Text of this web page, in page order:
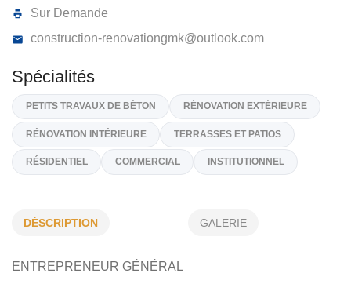
CONSTRUCTION & RÉNOVATION
INC
17, Rue Arnaud, Les EscouminsG0T 1K0
(581) 623-0555
Sur Demande
Spécialités
PETITS TRAVAUX DE BÉTON
DÉSCRIPTION GALERIE
ENTREPRENEUR GÉNÉRAL